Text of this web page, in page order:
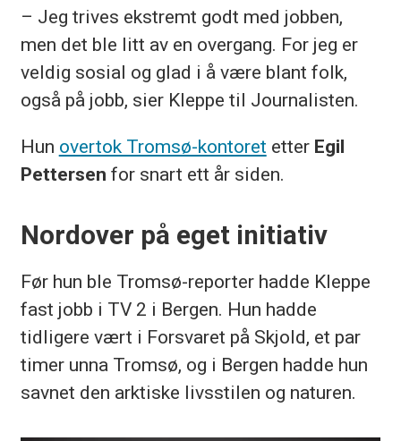
– Jeg trives ekstremt godt med jobben,
men det ble litt av en overgang. For jeg er
veldig sosial og glad i å være blant folk,
også på jobb, sier Kleppe til Journalisten.
Hun overtok Tromsø-kontoret etter Egil
Pettersen for snart ett år siden.
Nordover på eget initiativ
Før hun ble Tromsø-reporter hadde Kleppe
fast jobb i TV 2 i Bergen. Hun hadde
tidligere vært i Forsvaret på Skjold, et par
timer unna Tromsø, og i Bergen hadde hun
savnet den arktiske livsstilen og naturen.